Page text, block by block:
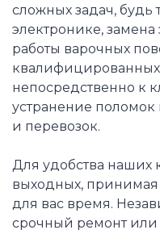
сложных задач, будь
электронике,
работы варочных
непосредственно к
устранение
и перевозок.
Для удобства наших
выходных, принимая
для вас время.
срочный ремонт или